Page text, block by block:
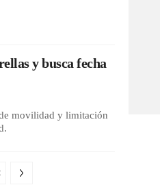
y busca fecha
movilidad y limitación